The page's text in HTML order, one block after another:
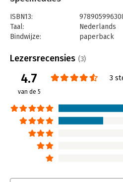
ISBN13:
Taal:
Nederlands
Bindwijze:
paperback
Uitgever:
TerraLannoo
Verschijningsdatum:
20-5-2026
Hoofdrubriek:
management
Lezersrecensies (3)
4.7
van de 5
3